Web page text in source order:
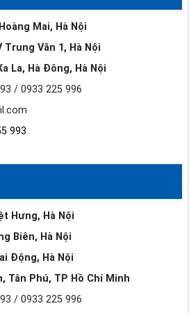
Mai, Hà Nội
Trung Văn 1, Hà Nội
La, Hà Đông, Hà Nội
/ 0933 225 996
993
Hưng, Hà Nội
Biên, Hà Nội
Động, Hà Nội
Tân Phú, TP Hồ Chí Minh
/ 0933 225 996